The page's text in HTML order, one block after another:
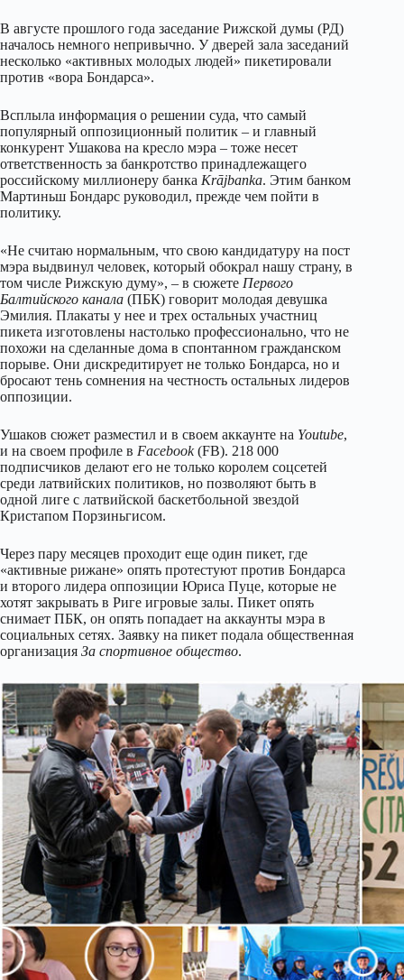
В августе прошлого года заседание Рижской думы (РД)
началось немного непривычно. У дверей зала заседаний
несколько «активных молодых людей» пикетировали
против «вора Бондарса».
Всплыла информация о решении суда, что самый
популярный оппозиционный политик – и главный
конкурент Ушакова на кресло мэра – тоже несет
ответственность за банкротство принадлежащего
российскому миллионеру банка Krājbanka. Этим банком
Мартиньш Бондарс руководил, прежде чем пойти в
политику.
«Не считаю нормальным, что свою кандидатуру на пост
мэра выдвинул человек, который обокрал нашу страну, в
том числе Рижскую думу», – в сюжете Первого
Балтийского канала (ПБК) говорит молодaя девушка
Эмилия. Плакаты у нее и трех остальных участниц
пикета изготовлены настолько профессионально, что не
похожи на сделанные дома в спонтанном гражданском
порыве. Они дискредитирует не только Бондарса, но и
бросают тень сомнения на честность остальных лидеров
оппозиции.
Ушаков сюжет разместил и в своем аккаунте на Youtube,
и на своем профиле в Facebook(FB). 218 000
подписчиков делают его не только королем соцсетей
среди латвийских политиков, но позволяют быть в
одной лиге с латвийской баскетбольной звездой
Кристапом Порзиньгисом.
Через пару месяцев проходит еще один пикет, где
«активные рижане» опять протестуют против Бондарса
и второго лидера оппозиции Юриса Пуце, которые не
хотят закрывать в Риге игровые залы. Пикет опять
снимает ПБК, он опять попадает на аккаунты мэра в
социальных сетях. Заявку на пикет подала общественная
организация За спортивное общество.